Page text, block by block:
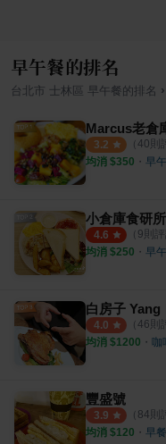
早午餐的排名
台北市 士林區 早午餐的排名 ›
Marcus老倉
3.2 （ 40則
均消 $350 ・ 早
小倉庫食研
4.6 （ 9則評
均消 $250 ・ 早
白房子 Yang
4.0 （ 46則
均消 $1200 ・ 咖
豐盛號
3.9 （ 84則
均消 $120 ・ 早餐